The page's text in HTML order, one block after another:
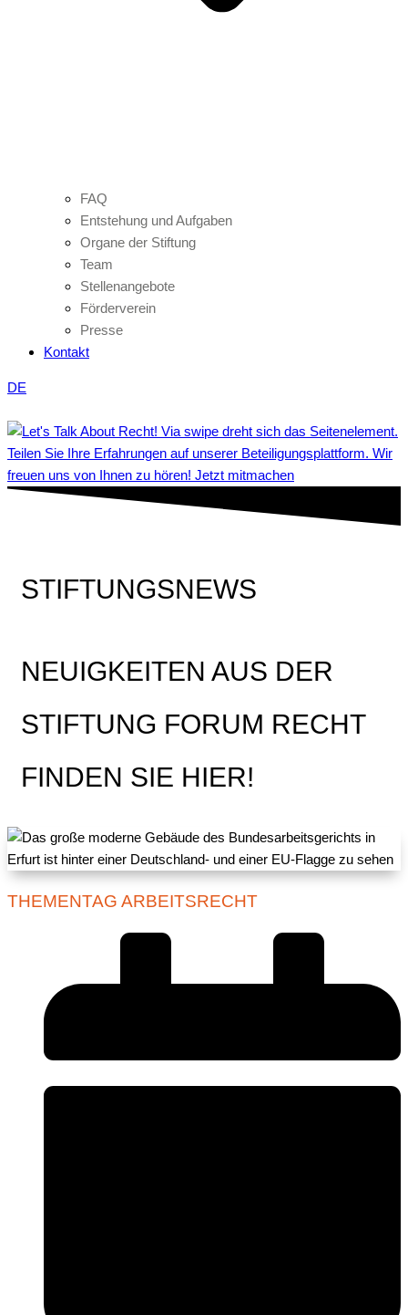
FAQ
Entstehung und Aufgaben
Organe der Stiftung
Team
Stellenangebote
Förderverein
Presse
Kontakt
DE
Teilen Sie Ihre Erfahrungen auf unserer Beteiligungsplattform. Wir
freuen uns von Ihnen zu hören! Jetzt mitmachen
STIFTUNGSNEWS
NEUIGKEITEN AUS DER
STIFTUNG FORUM RECHT
FINDEN SIE HIER!
THEMENTAG ARBEITSRECHT